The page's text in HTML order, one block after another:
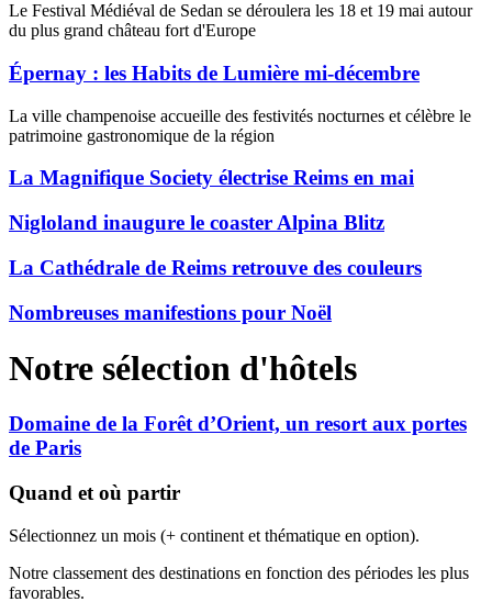
Le Festival Médiéval de Sedan se déroulera les 18 et 19 mai autour
du plus grand château fort d'Europe
Épernay : les Habits de Lumière mi-décembre
La ville champenoise accueille des festivités nocturnes et célèbre le
patrimoine gastronomique de la région
La Magnifique Society électrise Reims en mai
Nigloland inaugure le coaster Alpina Blitz
La Cathédrale de Reims retrouve des couleurs
Nombreuses manifestions pour Noël
Notre sélection d'hôtels
Domaine de la Forêt d’Orient, un resort aux portes
de Paris
Quand et où partir
Sélectionnez un mois (+ continent et thématique en option).
Notre classement des destinations en fonction des périodes les plus
favorables.